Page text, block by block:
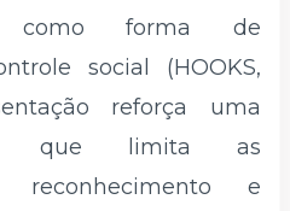
como forma de
social (HOOKS,
reforça uma
que limita as
reconhecimento e